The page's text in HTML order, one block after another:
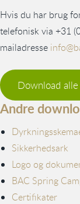
Hvis du har brug
telefonisk via +31
mailadresse
Download
Andre
Sikkerhedsark
Logo og
BAC Spring
Certifikater